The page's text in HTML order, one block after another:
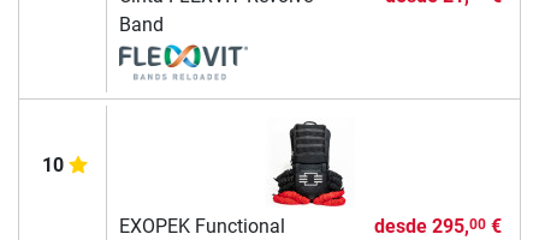
Band
10
EXOPEK Functional
desde 295,00€